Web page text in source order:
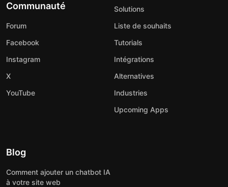
Communauté
Forum
Facebook
Instagram
X
YouTube
Solutions
Liste de souhaits
Tutorials
Intégrations
Alternatives
Industries
Upcoming Apps
Blog
Comment ajouter un chatbot IA
à votre site web